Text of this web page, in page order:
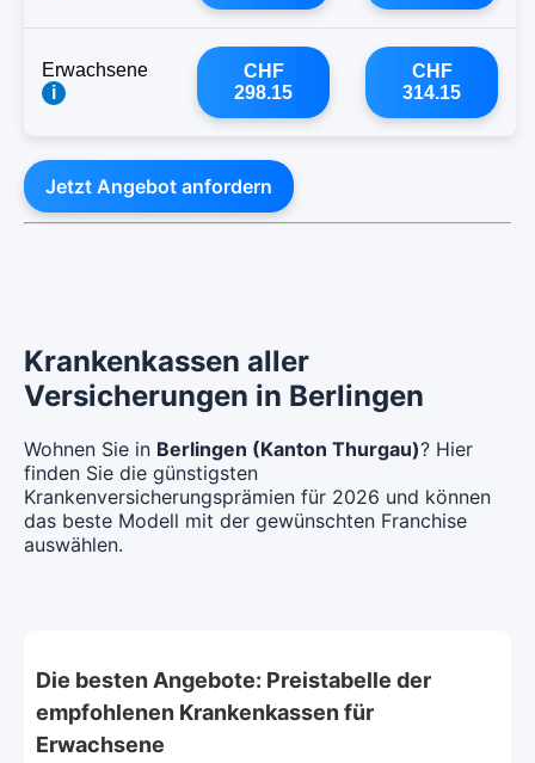
Erwachsene
i
CHF
298.15
CHF
314.15
Jetzt Angebot anfordern
Krankenkassen aller
Versicherungen in Berlingen
Wohnen Sie in Berlingen (Kanton Thurgau)? Hier
finden Sie die günstigsten
Krankenversicherungsprämien für 2026 und können
das beste Modell mit der gewünschten Franchise
auswählen.
Die besten Angebote: Preistabelle der
empfohlenen Krankenkassen für
Erwachsene